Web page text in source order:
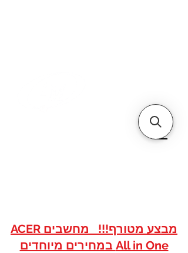
www.imshops.co.il
מבצע מטורף!!! מחשבים ACER
All in One במחירים מיוחדים